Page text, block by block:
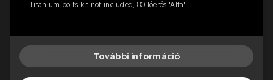
Titanium bolts kit not included, 80 lóerős 'Alfa'
További információ